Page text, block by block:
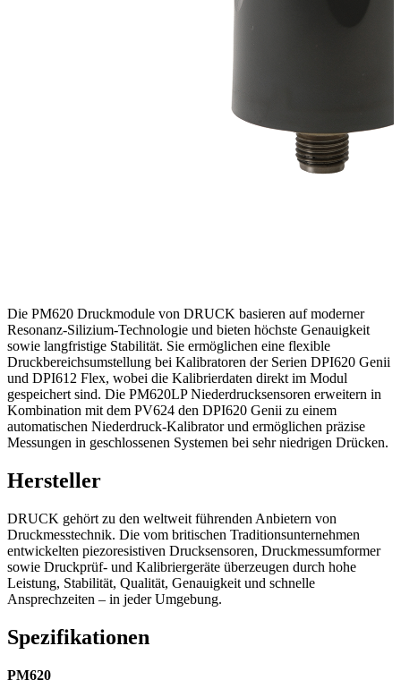
Die PM620 Druckmodule von DRUCK basieren auf moderner
Resonanz-Silizium-Technologie und bieten höchste Genauigkeit
sowie langfristige Stabilität. Sie ermöglichen eine flexible
Druckbereichsumstellung bei Kalibratoren der Serien DPI620 Genii
und DPI612 Flex, wobei die Kalibrierdaten direkt im Modul
gespeichert sind. Die PM620LP Niederdrucksensoren erweitern in
Kombination mit dem PV624 den DPI620 Genii zu einem
automatischen Niederdruck-Kalibrator und ermöglichen präzise
Messungen in geschlossenen Systemen bei sehr niedrigen Drücken.
Hersteller
DRUCK gehört zu den weltweit führenden Anbietern von
Druckmesstechnik. Die vom britischen Traditionsunternehmen
entwickelten piezoresistiven Drucksensoren, Druckmessumformer
sowie Druckprüf- und Kalibriergeräte überzeugen durch hohe
Leistung, Stabilität, Qualität, Genauigkeit und schnelle
Ansprechzeiten – in jeder Umgebung.
Spezifikationen
PM620